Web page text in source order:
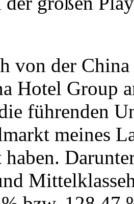
von der
Hotel Group
führenden
meines
haben.